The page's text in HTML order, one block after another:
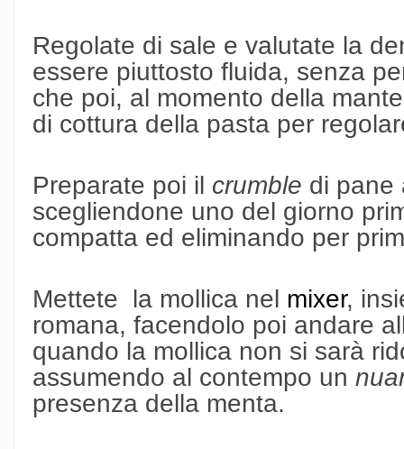
Regolate di sale e valutate la
essere piuttosto fluida, senza
che poi, al momento della
di cottura della pasta per
Preparate poi il crumble di pane
scegliendone uno del giorno
compatta ed eliminando per
Mettete la mollica nel mixer,
romana, facendolo poi andare
quando la mollica non si sarà
assumendo al contempo un
presenza della menta.